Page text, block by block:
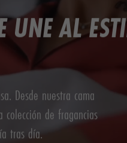
AL
Desde nuestra cama
de fragancias
tras día.